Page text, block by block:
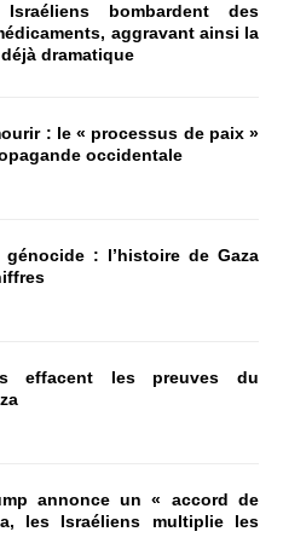
bombardent des
aggravant ainsi la
dramatique
: le « processus de paix »
occidentale
: l’histoire de Gaza
effacent les preuves du
annonce un « accord de
les Israéliens multiplie les